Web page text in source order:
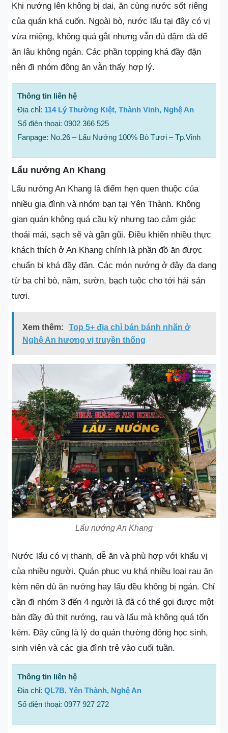
Khi nướng lên không bị dai, ăn cùng nước sốt riêng
của quán khá cuốn. Ngoài bò, nước lẩu tại đây có vị
vừa miệng, không quá gắt nhưng vẫn đủ đậm đà để
ăn lâu không ngán. Các phần topping khá đầy đặn
nên đi nhóm đông ăn vẫn thấy hợp lý.
Thông tin liên hệ
Địa chỉ: 114 Lý Thường Kiệt, Thành Vinh, Nghệ An
Số điện thoại: 0902 366 525
Fanpage: No.26 – Lẩu Nướng 100% Bò Tươi – Tp.Vinh
Lẩu nướng An Khang
Lẩu nướng An Khang là điểm hẹn quen thuộc của
nhiều gia đình và nhóm bạn tại Yên Thành. Không
gian quán không quá cầu kỳ nhưng tạo cảm giác
thoải mái, sạch sẽ và gần gũi. Điều khiến nhiều thực
khách thích ở An Khang chính là phần đồ ăn được
chuẩn bị khá đầy đặn. Các món nướng ở đây đa dạng
từ ba chỉ bò, nầm, sườn, bạch tuộc cho tới hải sản
tươi.
Xem thêm:
Top 5+ địa chỉ bán bánh nhãn ở
Nghệ An hương vị truyền thống
Lẩu nướng An Khang
Nước lẩu có vị thanh, dễ ăn và phù hợp với khẩu vị
của nhiều người. Quán phục vụ khá nhiều loại rau ăn
kèm nên dù ăn nướng hay lẩu đều không bị ngán. Chỉ
cần đi nhóm 3 đến 4 người là đã có thể gọi được một
bàn đầy đủ thịt nướng, rau và lẩu mà không quá tốn
kém. Đây cũng là lý do quán thường đông học sinh,
sinh viên và các gia đình trẻ vào cuối tuần.
Thông tin liên hệ
Địa chỉ: QL7B, Yên Thành, Nghệ An
Số điện thoại: 0977 927 272